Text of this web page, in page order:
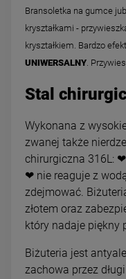
Bransoletka na gumce
kryształkami -
kryształkiem. Bardzo
UNIWERSALNY .
Stal
Wykonana z
zwanej także
chirurgiczna 316L:
❤ nie reaguje z
zdejmować.
złotem oraz
który nadaje piękny
Biżuteria jest
zachowa przez